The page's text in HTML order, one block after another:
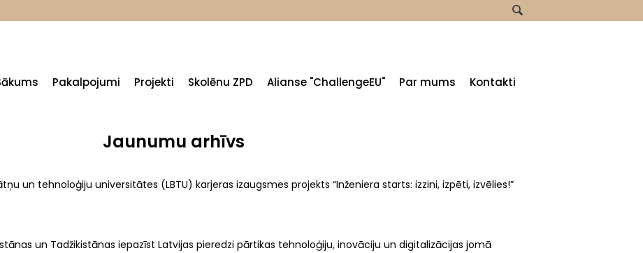
Pakalpojumi Projekti Skolēnu ZPD Alianse "ChallengeEU" Par mums Kontakti
Jaunumu arhīvs
un tehnoloģiju universitātes (LBTU) karjeras izaugsmes projekts “Inženiera starts: izzini, izpēti, izvēlies!”
un Tadžikistānas iepazīst Latvijas pieredzi pārtikas tehnoloģiju, inovāciju un digitalizācijas jomā